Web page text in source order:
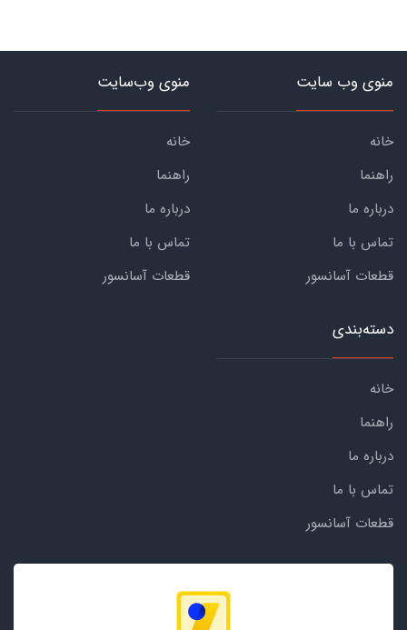
منوی وب سایت
خانه
راهنما
درباره ما
تماس با ما
قطعات آسانسور
منوی وب‌سایت
خانه
راهنما
درباره ما
تماس با ما
قطعات آسانسور
دسته‌بندی
خانه
راهنما
درباره ما
تماس با ما
قطعات آسانسور